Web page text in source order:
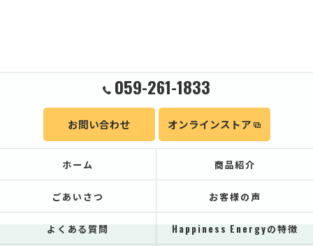
059-261-1833
お問い合わせ オンラインストア
ホーム 商品紹介
ごあいさつ お客様の声
よくある質問 Happiness Energyの特徴